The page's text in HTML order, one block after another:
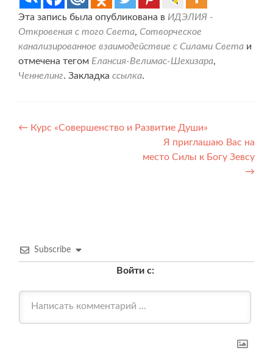
Эта запись была опубликована в ИДЭЛИЯ -
Откровения с того Света, Сотворческое
канализированное взаимодействие с Силами Света и
отмечена тегом Елансия-Велимас-Шехизара,
Ченнелинг. Закладка ссылка.
Навигация
← Курс «Совершенство и Развитие Души»
Я приглашаю Вас на
место Силы к Богу Зевсу
→
Subscribe
Войти с: